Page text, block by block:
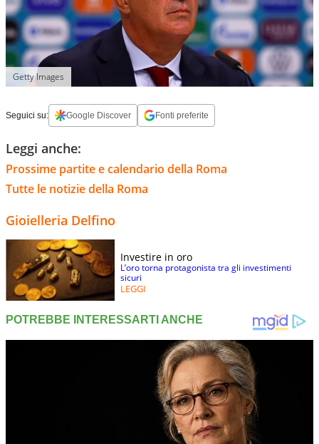
Getty Images
Seguici su: Google Discover Fonti preferite
Leggi anche:
Prossime partite e calendario della Roma
Tutte le notizie della Roma
Gioielleria Delfino
Investire in oro
L’oro torna protagonista tra gli investimenti
sicuri
LEGGI